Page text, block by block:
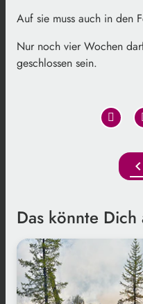
Auf sie muss auch in den
Nur noch vier Wochen
geschlossen sein.
chevron_left
Das könnte